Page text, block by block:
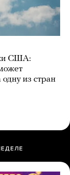
США:
из стран